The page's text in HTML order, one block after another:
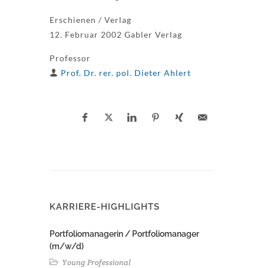
Erschienen / Verlag
12. Februar 2002 Gabler Verlag
Professor
Prof. Dr. rer. pol. Dieter Ahlert
KARRIERE-HIGHLIGHTS
Portfoliomanagerin / Portfoliomanager
(m/w/d)
Young Professional